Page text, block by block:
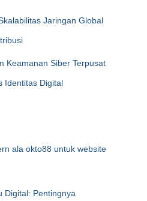
Jaringan Global
Keamanan Siber Terpusat
Identitas Digital
ala okto88 untuk website
Digital: Pentingnya